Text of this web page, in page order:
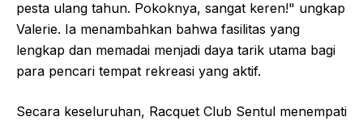
pesta ulang tahun. Pokoknya, sangat keren!" ungkap
Valerie. Ia menambahkan bahwa fasilitas yang
lengkap dan memadai menjadi daya tarik utama bagi
para pencari tempat rekreasi yang aktif.
Secara keseluruhan, Racquet Club Sentul menempati